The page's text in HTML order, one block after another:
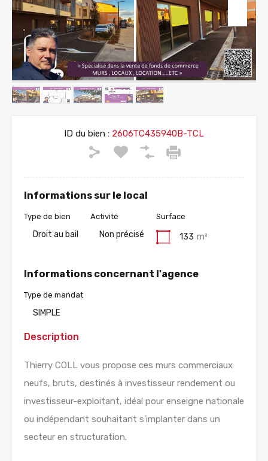
ID du bien : 2606TC435940B-TCL
Informations sur le local
Type de bien
Droit au bail
Activité
Non précisé
Surface
133 m²
Informations concernant l'agence
Type de mandat
SIMPLE
Description
Thierry COLL vous propose ces murs commerciaux
neufs, bruts, destinés à investisseur rendement ou
investisseur-exploitant, idéal pour enseigne nationale
ou indépendant souhaitant s’implanter dans un
secteur en structuration.